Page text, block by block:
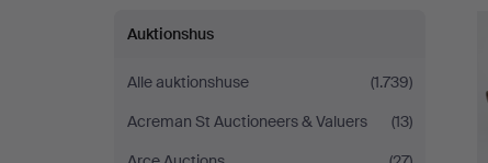
&
Johansson
Auktionshus
Alle auktionshuse
(1.739)
Acreman St Auctioneers & Valuers
(13)